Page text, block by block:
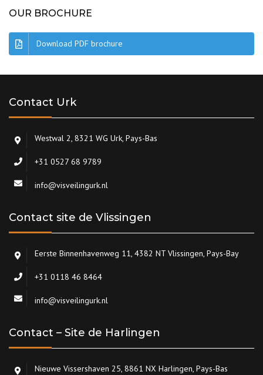
OUR BROCHURE
Download PDF brochure
Contact Urk
Westwal 2, 8321 WG Urk, Pays-Bas
+31 0527 68 9789
info@visveilingurk.nl
Contact site de Vlissingen
Eerste Binnenhavenweg 11, 4382 NT Vlissingen, Pays-Bay
+31 0118 46 8464
info@visveilingurk.nl
Contact – Site de Harlingen
Nieuwe Vissershaven 25, 8861 NX Harlingen, Pays-Bas